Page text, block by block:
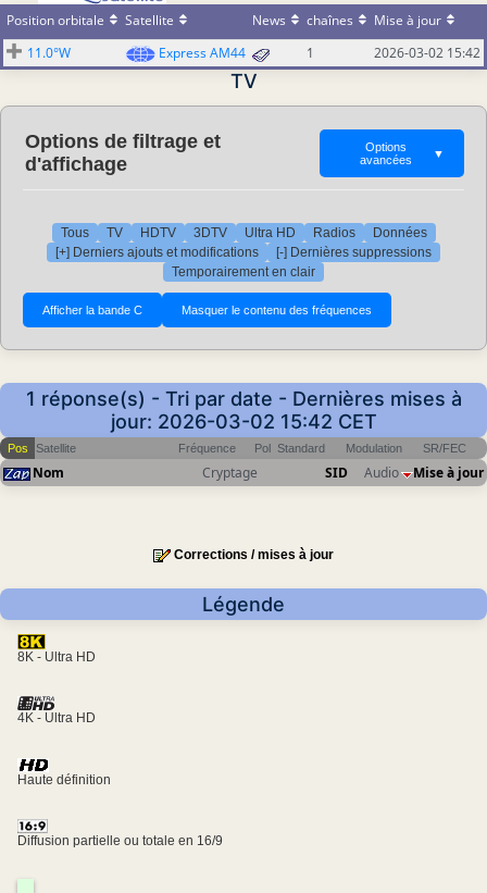
Position orbitale Satellite News chaînes
Mise à jour
11.0°W
Express AM44 1 2026-03-02 15:42
TV
Options de filtrage et
d'affichage
Options
avancées
▼
Tous TV HDTV 3DTV Ultra HD Radios
Données
[+] Derniers ajouts et modifications
[-] Dernières suppressions
Temporairement en clair
1 réponse(s) - Tri par date - Dernières mises à
jour: 2026-03-02 15:42 CET
Pos Satellite Fréquence Pol Standard Modulation SR/FEC
Nom Cryptage SID Audio Mise à jour
Corrections / mises à jour
Légende
8K - Ultra HD
4K - Ultra HD
Haute définition
Diffusion partielle ou totale en 16/9